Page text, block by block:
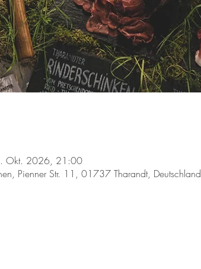
Okt. 2026, 21:00
Pienner Str. 11, 01737 Tharandt, Deutschland